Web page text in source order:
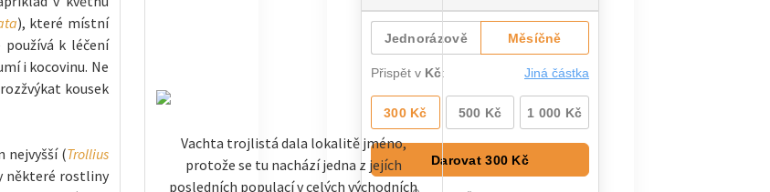
), které místní
k léčení
i kocovinu. Ne
kousek
nejvyšší (Trollius
některé rostliny
Vachta trojlistá dala lokalitě jméno,
protože se tu nachází jedna z jejích
posledních populací v celých východních